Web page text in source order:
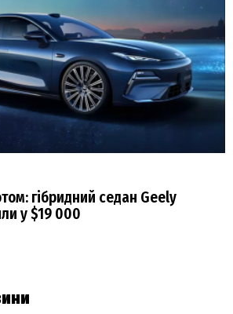
гібридний седан Geely
у $19 000